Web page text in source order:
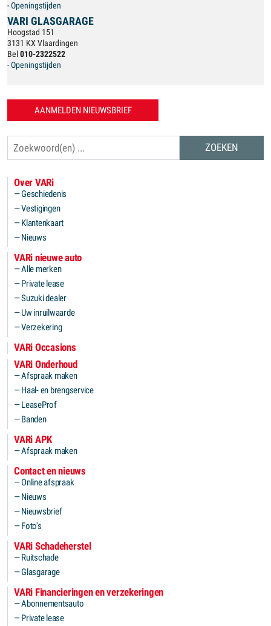
- Openingstijden
VARI GLASGARAGE
Hoogstad 151
3131 KX Vlaardingen
Bel 010-2322522
- Openingstijden
AANMELDEN NIEUWSBRIEF
Over VARi
Geschiedenis
Vestigingen
Klantenkaart
Nieuws
VARi nieuwe auto
Alle merken
Private lease
Suzuki dealer
Uw inruilwaarde
Verzekering
VARi Occasions
VARi Onderhoud
Afspraak maken
Haal- en brengservice
LeaseProf
Banden
VARi APK
Afspraak maken
Contact en nieuws
Online afspraak
Nieuws
Nieuwsbrief
Foto's
VARi Schadeherstel
Ruitschade
Glasgarage
VARi Financieringen en verzekeringen
Abonnementsauto
Private lease